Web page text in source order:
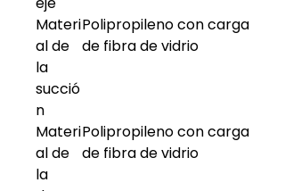
Materi
al de
la
succió
n
Polipropileno con carga
de fibra de vidrio
Materi
al de
la
Polipropileno con carga
de fibra de vidrio